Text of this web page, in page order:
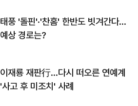
태풍 '돌핀'·'찬홈' 한반도 빗겨간다…
예상 경로는?
이재룡 재판行…다시 떠오른 연예계
'사고 후 미조치' 사례